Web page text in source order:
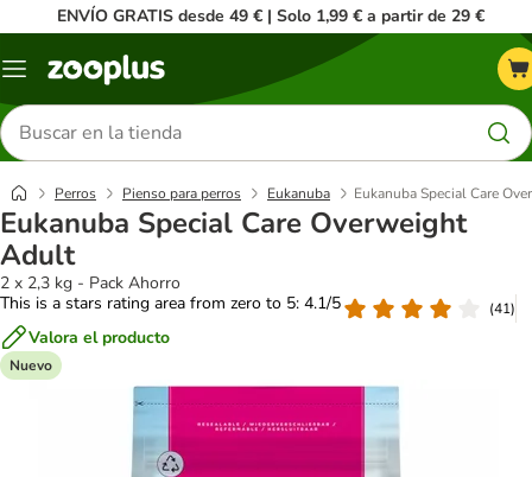
ENVÍO GRATIS desde 49 € | Solo 1,99 € a partir de 29 €
Menú
Buscar
productos
Perros Pienso para perros Eukanuba Eukanuba Special Care
Eukanuba Special Care Overweight
Adult
2 x 2,3 kg - Pack Ahorro
This is a stars rating area from zero to 5: 4.1/5
(41)
Valora el producto
Nuevo